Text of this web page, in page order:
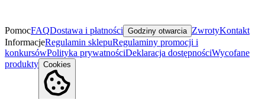
PomocFAQDostawa i płatności Godziny otwarcia ZwrotyKontakt
InformacjeRegulamin sklepuRegulaminy promocji i
konkursówPolityka prywatnościDeklaracja dostępnościWycofane
produkty Cookies